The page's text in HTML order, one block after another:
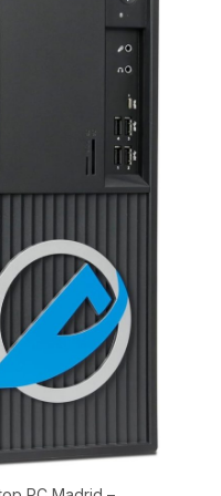
stables
charges de travail
Conçu pour
et 7j/7, il maîtrise
pour
et l'informatique
Associé
structure interne
et à des tests
rigoureux,
et fiables pour
à long
[Mini PC à quatre
avancée]